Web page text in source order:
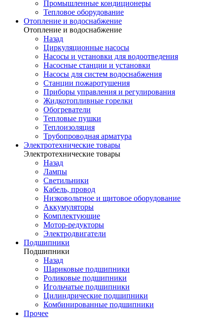
Промышленные кондиционеры
Тепловое оборудование
Отопление и водоснабжение
Отопление и водоснабжение
Назад
Циркуляционные насосы
Насосы и установки для водоотведения
Насосные станции и установки
Насосы для систем водоснабжения
Станции пожаротушения
Приборы управления и регулирования
Жидкотопливные горелки
Обогреватели
Тепловые пушки
Теплоизоляция
Трубопроводная арматура
Электротехнические товары
Электротехнические товары
Назад
Лампы
Светильники
Кабель, провод
Низковольтное и щитовое оборудование
Аккумуляторы
Комплектующие
Мотор-редукторы
Электродвигатели
Подшипники
Подшипники
Назад
Шариковые подшипники
Роликовые подшипники
Игольчатые подшипники
Цилиндрические подшипники
Комбинированные подшипники
Прочее